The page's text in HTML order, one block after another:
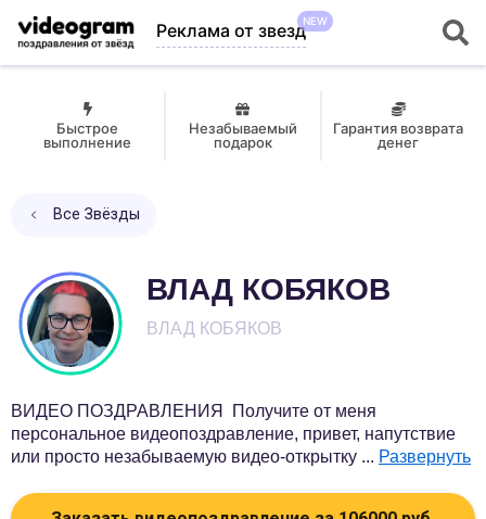
Реклама от звездNEW
Быстрое
выполнение
Незабываемый
подарок
Гарантия возврата
денег
Все Звёзды
ВЛАД КОБЯКОВ
ВЛАД КОБЯКОВ
ВИДЕО ПОЗДРАВЛЕНИЯ Получите от меня
персональное видеопоздравление, привет, напутствие
или просто незабываемую видео-открытку ... Развернуть